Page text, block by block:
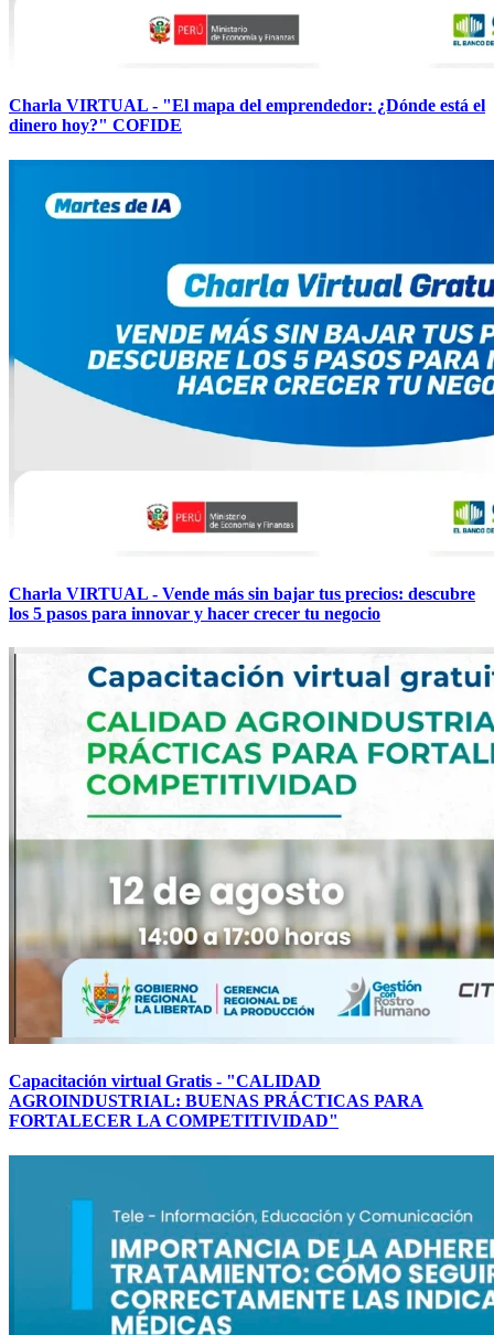
Charla VIRTUAL - "El mapa del emprendedor: ¿Dónde está el
dinero hoy?" COFIDE
Charla VIRTUAL - Vende más sin bajar tus precios: descubre
los 5 pasos para innovar y hacer crecer tu negocio
Capacitación virtual Gratis - "CALIDAD
AGROINDUSTRIAL: BUENAS PRÁCTICAS PARA
FORTALECER LA COMPETITIVIDAD"